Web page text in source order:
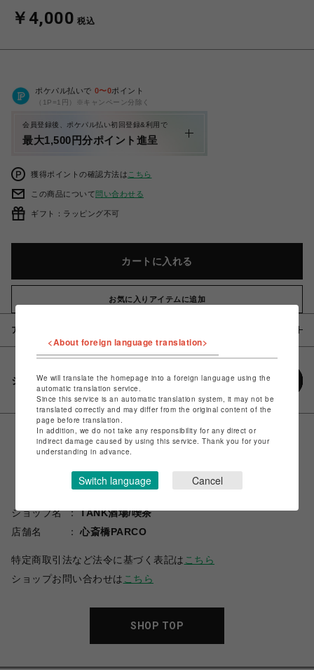
￥4,000 税込
ポケパル払いで 0〜0ポイント
（1P=1円）※キャンペーン分除く
会員登録後、ポケパル払い初回登録&利用で
最大1,500円分ポイント進呈
獲得ポイントの確認方法は こちら
この商品について問い合わせる
ギフト：ラッピング不可
カートに入れる
お気に入りアイテムに追加
アイテム説明 / 素材
シェアする
ショップ名
TANK酒場/喫茶
店舗名
心斎橋PARCO
特定商取引法など法令に基づく表記は こちら
ショップお問い合わせは こちら
SHOP TOP
<About foreign language translation>
We will translate the homepage into a foreign language using the
automatic translation service.
Since this service is an automatic translation system, it may not be
translated correctly and may differ from the original content of the
page before translation.
In addition, we do not take any responsibility for any direct or
indirect damage caused by using this service. Thank you for your
understanding in advance.
Switch language Cancel